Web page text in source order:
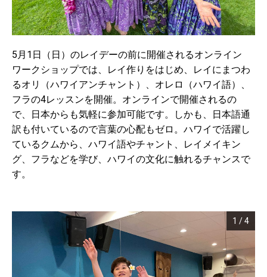
5月1日（日）のレイデーの前に開催されるオンライン
ワークショップでは、レイ作りをはじめ、レイにまつわ
るオリ（ハワイアンチャント）、オレロ（ハワイ語）、
フラの4レッスンを開催。オンラインで開催されるの
で、日本からも気軽に参加可能です。しかも、日本語通
訳も付いているので言葉の心配もゼロ。ハワイで活躍し
ているクムから、ハワイ語やチャント、レイメイキン
グ、フラなどを学び、ハワイの文化に触れるチャンスで
す。
1 /4